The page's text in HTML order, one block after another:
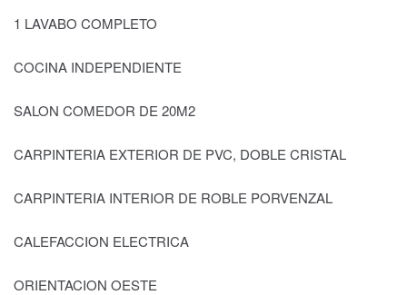
1 LAVABO COMPLETO
COCINA INDEPENDIENTE
SALON COMEDOR DE 20M2
CARPINTERIA EXTERIOR DE PVC, DOBLE CRISTAL
CARPINTERIA INTERIOR DE ROBLE PORVENZAL
CALEFACCION ELECTRICA
ORIENTACION OESTE